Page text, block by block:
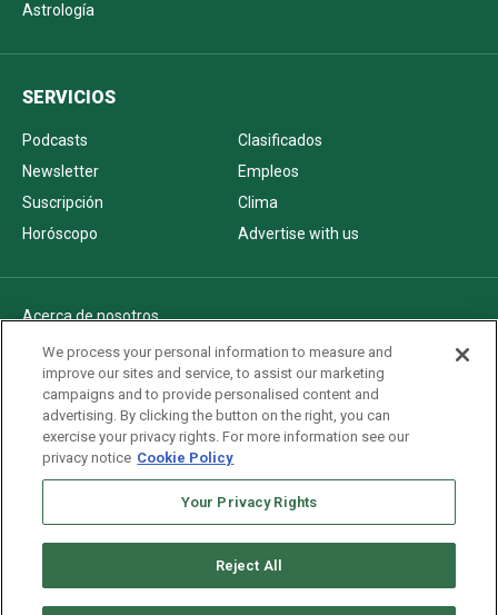
Astrología
SERVICIOS
Podcasts
Clasificados
Newsletter
Empleos
Suscripción
Clima
Horóscopo
Advertise with us
Acerca de nosotros
Politica de privacidad
Pautas Editoriales
AdChoices
Advertise with us
Newsletters
We process your personal information to measure and
improve our sites and service, to assist our marketing
campaigns and to provide personalised content and
advertising. By clicking the button on the right, you can
exercise your privacy rights. For more information see our
privacy notice Cookie Policy
Your Privacy Rights
Reject All